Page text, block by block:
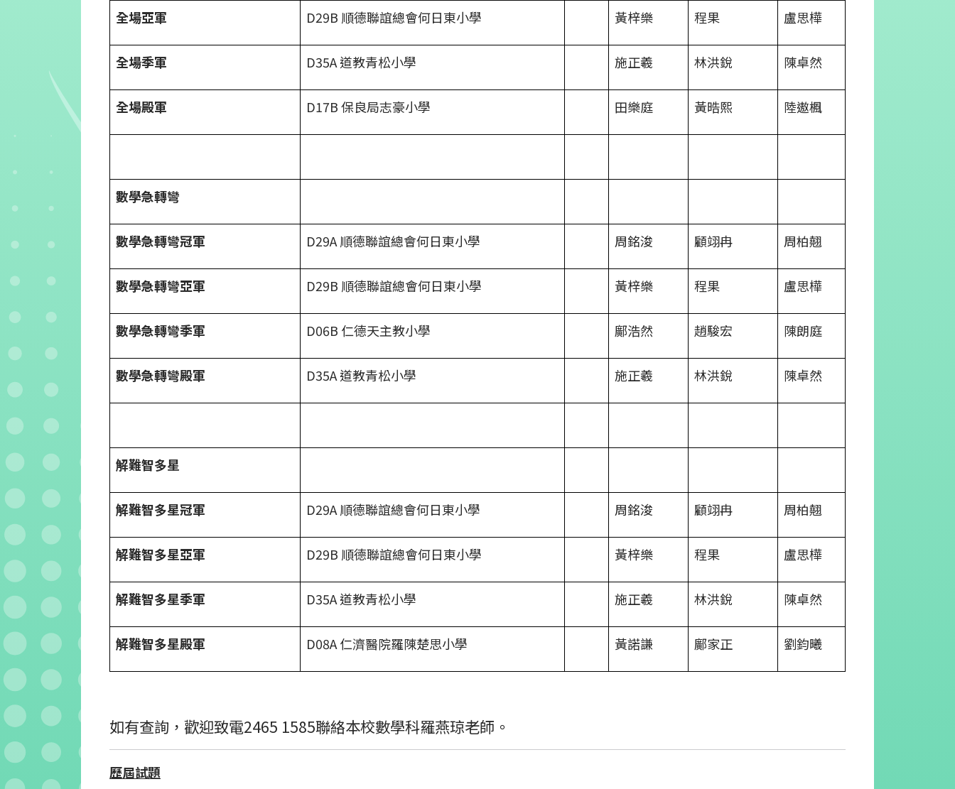
全場亞軍 D29B 順德聯誼總會何日東小學 黃梓樂 程果 盧思樺
全場季軍 D35A 道教青松小學 施正羲 林洪銳 陳卓然
全場殿軍 D17B 保良局志豪小學 田樂庭 黃晧熙 陸遨楓
數學急轉彎
數學急轉彎冠軍 D29A 順德聯誼總會何日東小學 周銘浚 顧翊冉 周柏翹
數學急轉彎亞軍 D29B 順德聯誼總會何日東小學 黃梓樂 程果 盧思樺
數學急轉彎季軍 D06B 仁德天主教小學 鄺浩然 趙駿宏 陳朗庭
數學急轉彎殿軍 D35A 道教青松小學 施正羲 林洪銳 陳卓然
解難智多星
解難智多星冠軍 D29A 順德聯誼總會何日東小學 周銘浚 顧翊冉 周柏翹
解難智多星亞軍 D29B 順德聯誼總會何日東小學 黃梓樂 程果 盧思樺
解難智多星季軍 D35A 道教青松小學 施正羲 林洪銳 陳卓然
解難智多星殿軍 D08A 仁濟醫院羅陳楚思小學 黃諾謙 鄺家正 劉鈞曦
如有查詢，歡迎致電2465 1585聯絡本校數學科羅燕琼老師。
歷屆試題